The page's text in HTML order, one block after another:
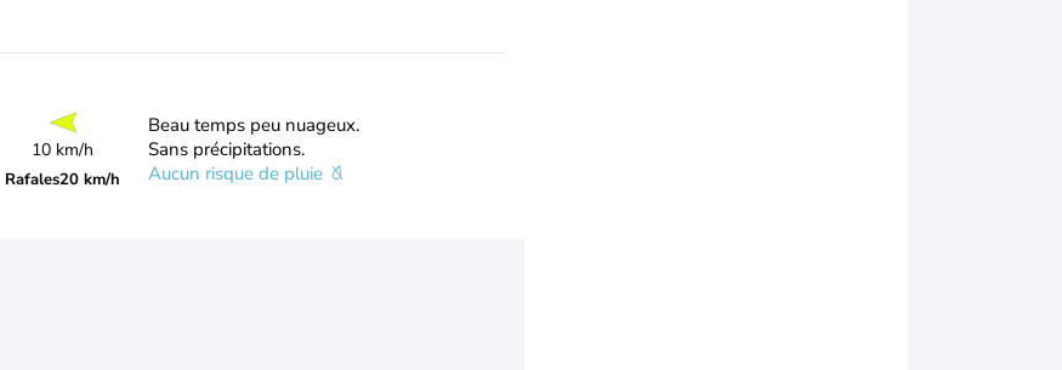
10 km/h
Rafales20 km/h
Beau temps peu nuageux.
Sans précipitations.
Aucun risque de pluie